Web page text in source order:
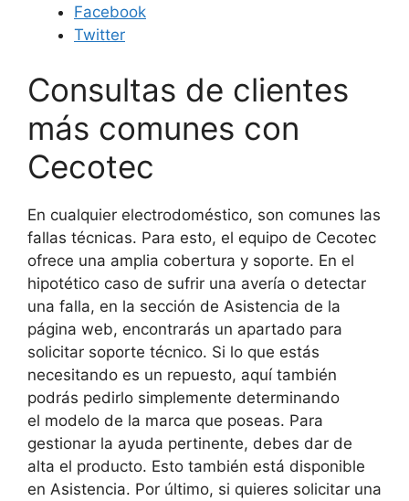
Facebook
Twitter
Consultas de clientes
más comunes con
Cecotec
En cualquier electrodoméstico, son comunes las
fallas técnicas. Para esto, el equipo de Cecotec
ofrece una amplia cobertura y soporte. En el
hipotético caso de sufrir una avería o detectar
una falla, en la sección de Asistencia de la
página web, encontrarás un apartado para
solicitar soporte técnico. Si lo que estás
necesitando es un repuesto, aquí también
podrás pedirlo simplemente determinando
el modelo de la marca que poseas. Para
gestionar la ayuda pertinente, debes dar de
alta el producto. Esto también está disponible
en Asistencia. Por último, si quieres solicitar una